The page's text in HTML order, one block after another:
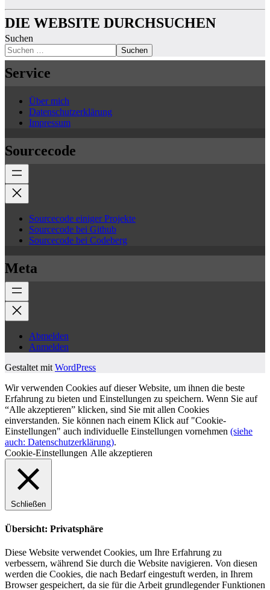
DIE WEBSITE DURCHSUCHEN
Suchen
Suchen
Service
Über mich
Datenschutzerklärung
Impressum
Sourcecode
Sourcecode einiger Projekte
Sourcecode bei Github
Sourcecode bei Codeberg
Meta
Abmelden
Anmelden
Gestaltet mit WordPress
Wir verwenden Cookies auf dieser Website, um ihnen die beste
Erfahrung zu bieten und Einstellungen zu speichern. Wenn Sie auf
“Alle akzeptieren” klicken, sind Sie mit allen Cookies
einverstanden. Sie können nach einem Klick auf "Cookie-
Einstellungen" auch individuelle Einstellungen vornehmen (siehe
auch: Datenschutzerklärung).
Cookie-Einstellungen Alle akzeptieren
Schließen
Übersicht: Privatsphäre
Diese Website verwendet Cookies, um Ihre Erfahrung zu
verbessern, während Sie durch die Website navigieren. Von diesen
werden die Cookies, die nach Bedarf eingestuft werden, in Ihrem
Browser gespeichert, da sie für die Arbeit grundlegender Funktionen